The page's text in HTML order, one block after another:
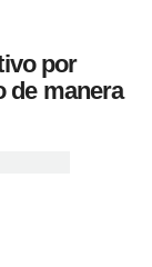
por
de manera